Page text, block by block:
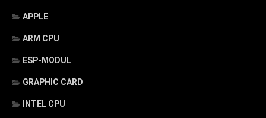
APPLE
ARM CPU
ESP-MODUL
GRAPHIC CARD
INTEL CPU